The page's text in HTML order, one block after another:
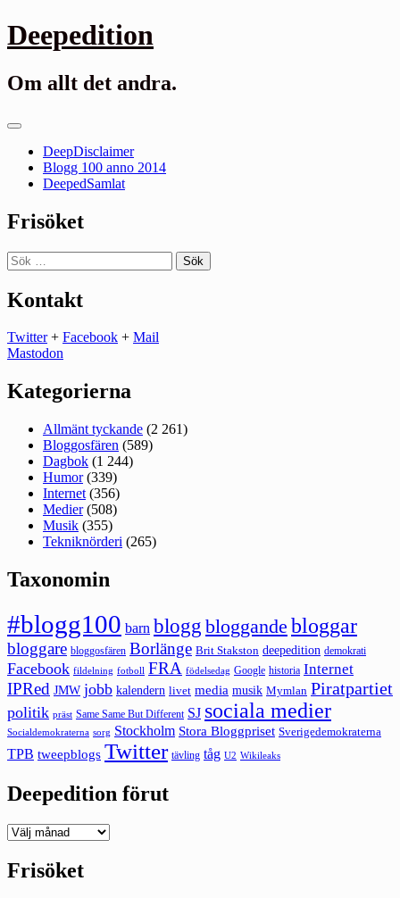
Gå
till
Deepedition
Om allt det andra.
Primär
DeepDisclaimer
Blogg 100 anno 2014
DeepedSamlat
Frisöket
Sök
efter:
Kontakt
Twitter+ Facebook + Mail
Mastodon
Kategorierna
Allmänt tyckande (2 261)
Bloggosfären (589)
Dagbok (1 244)
Humor(339)
Internet (356)
Medier(508)
Musik (355)
Tekniknörderi (265)
Taxonomin
#blogg100 barn blogg bloggande bloggar
bloggare bloggosfären Borlänge Brit Stakston deepedition demokrati
Facebook fildelning fotboll FRA födelsedag Google historia Internet
IPRed JMW jobb kalendern livet media musik Mymlan Piratpartiet
politik präst Same Same But Different SJ sociala medier
Socialdemokraterna sorg Stockholm Stora Bloggpriset Sverigedemokraterna
TPB tweepblogs Twitter tävling tåg U2 Wikileaks
Deepedition förut
Deepedition
Frisöket